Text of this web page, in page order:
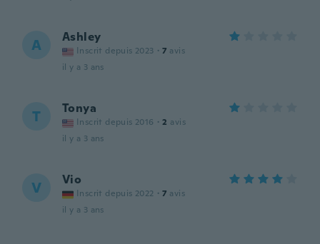
A Ashley
Inscrit depuis 2023 · 7 avis
il y a 3 ans
T Tonya
Inscrit depuis 2016 · 2 avis
il y a 3 ans
V Vio
Inscrit depuis 2022 · 7 avis
il y a 3 ans